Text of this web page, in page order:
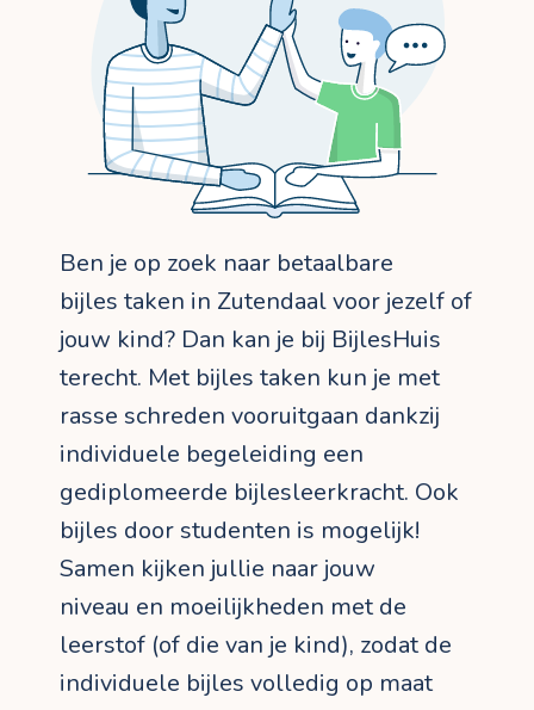
Ben je op zoek naar betaalbare
bijles taken in Zutendaal voor jezelf of
jouw kind? Dan kan je bij BijlesHuis
terecht. Met bijles taken kun je met
rasse schreden vooruitgaan dankzij
individuele begeleiding een
gediplomeerde bijlesleerkracht. Ook
bijles door studenten is mogelijk!
Samen kijken jullie naar jouw
niveau en moeilijkheden met de
leerstof (of die van je kind), zodat de
individuele bijles volledig op maat